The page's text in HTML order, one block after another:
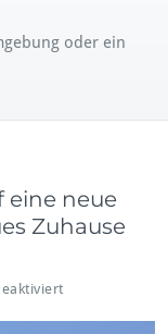
oder ein
eine neue
Zuhause